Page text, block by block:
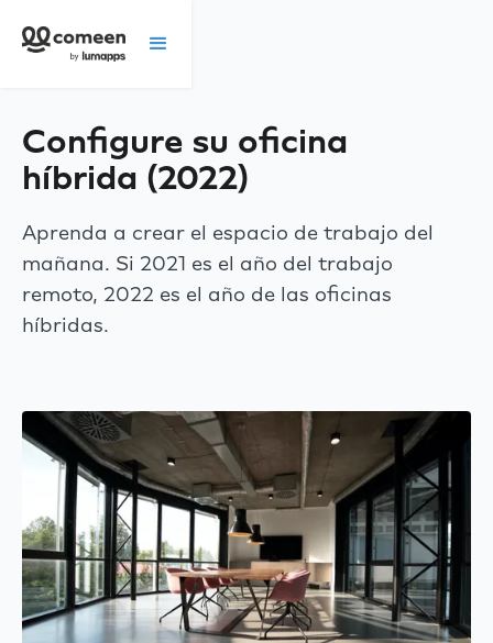
Configure su oficina
híbrida (2022)
Aprenda a crear el espacio de trabajo del
mañana. Si 2021 es el año del trabajo
remoto, 2022 es el año de las oficinas
híbridas.